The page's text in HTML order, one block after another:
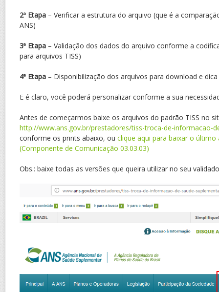
2ª Etapa – Verificar a estrutura do arquivo (que é a
ANS)
3ª Etapa – Validação dos dados do arquivo conforme a
para arquivos TISS)
4ª Etapa – Disponibilização dos arquivos para download e
E é claro, você poderá personalizar conforme a sua
Antes de começarmos baixe os arquivos do padrão TISS no
http://www.ans.gov.br/prestadores/tiss-troca-de-informacao-
conforme os prints abaixo, ou clique aqui para baixar o último
(Componente de Comunicação 03.03.03)
Obs.: baixe todas as versões que queira utilizar no seu